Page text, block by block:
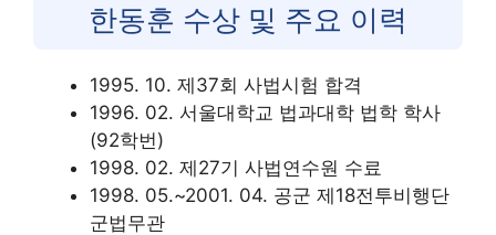
한동훈 수상 및 주요 이력
1995. 10. 제37회 사법시험 합격
1996. 02. 서울대학교 법과대학 법학 학사
(92학번)
1998. 02. 제27기 사법연수원 수료
1998. 05.~2001. 04. 공군 제18전투비행단
군법무관